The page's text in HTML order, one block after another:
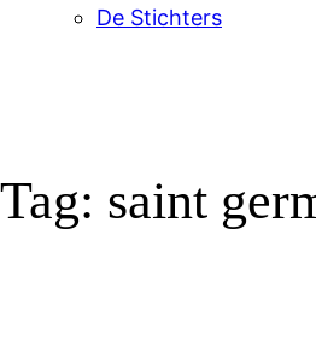
De Stichters
Tag: saint